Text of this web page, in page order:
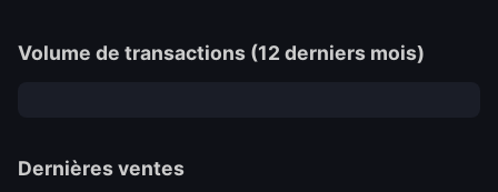
Volume de transactions (12 derniers mois)
Dernières ventes